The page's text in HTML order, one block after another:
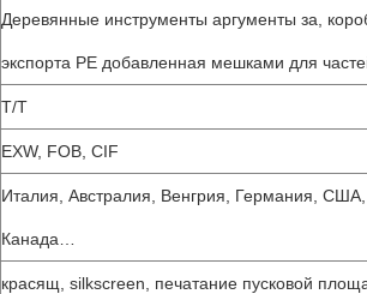
Деревянные инструменты аргументы за,
экспорта PE добавленная мешками для
T/T
EXW, FOB, CIF
Италия, Австралия, Венгрия, Германия, США,
Канада…
красящ, silkscreen, печатание пусковой